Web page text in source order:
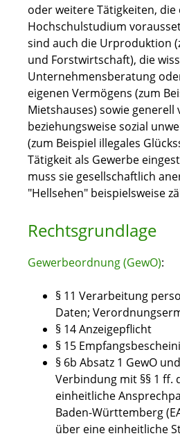
oder weitere Tätigkeiten, die
Hochschulstudium
sind auch die Urproduktion
und Forstwirtschaft), die
Unternehmensberatung
eigenen Vermögens (zum
Mietshauses) sowie generell
beziehungsweise sozial
(zum Beispiel illegales
Tätigkeit als Gewerbe
muss sie gesellschaftlich
"Hellsehen" beispielsweise
Rechtsgrundlage
Gewerbeordnung (GewO):
§ 11 Verarbeitung
Daten;
§ 14 Anzeigepflicht
§ 15
§ 6b Absatz 1 GewO und
Verbindung mit §§ 1 ff.
einheitliche
Baden-Württemberg
über eine einheitliche